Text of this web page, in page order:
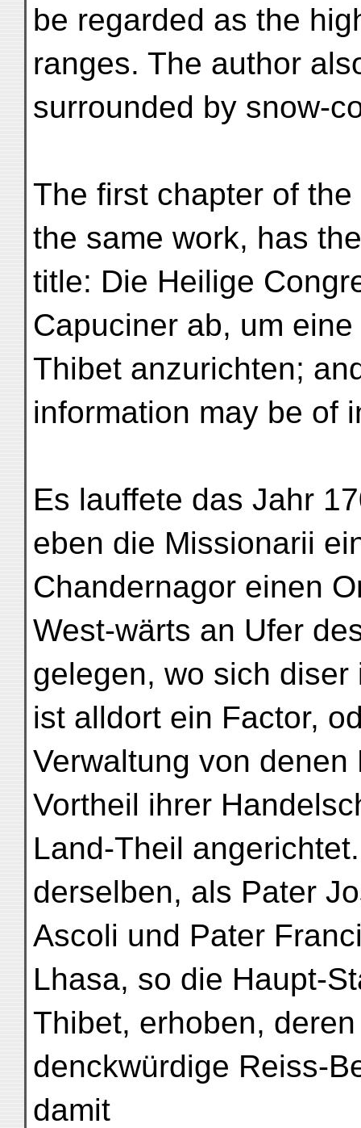
be regarded as the
ranges. The author
surrounded by snow-
The first chapter of
the same work, has the
title: Die Heilige
Capuciner ab, um
Thibet anzurichten;
information may be of
Es lauffete das Jahr
eben die Missionarii
Chandernagor einen
West-wärts an Ufer
gelegen, wo sich
ist alldort ein Factor,
Verwaltung von
Vortheil ihrer
Land-Theil
derselben, als Pater
Ascoli und Pater
Lhasa, so die Haupt-
Thibet, erhoben,
denckwürdige Reiss-
damit